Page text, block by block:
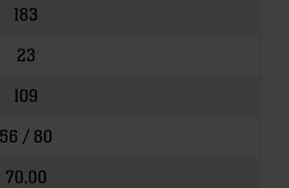
183
23
109
56 / 80
70,00